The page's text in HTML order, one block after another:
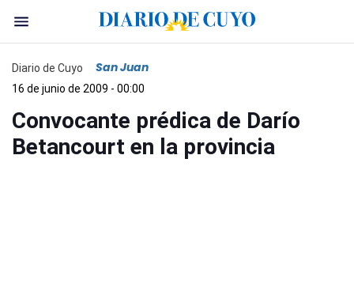
Diario de Cuyo San Juan
16 de junio de 2009 - 00:00
Convocante prédica de Darío
Betancourt en la provincia